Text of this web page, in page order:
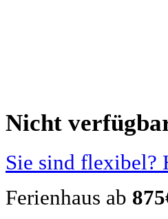
Nicht
Sie sind flexibel?
Ferienhaus ab